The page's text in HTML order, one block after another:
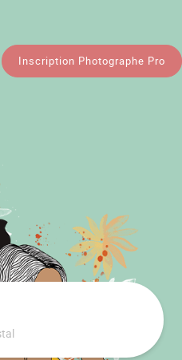
Inscription Photographe Pro